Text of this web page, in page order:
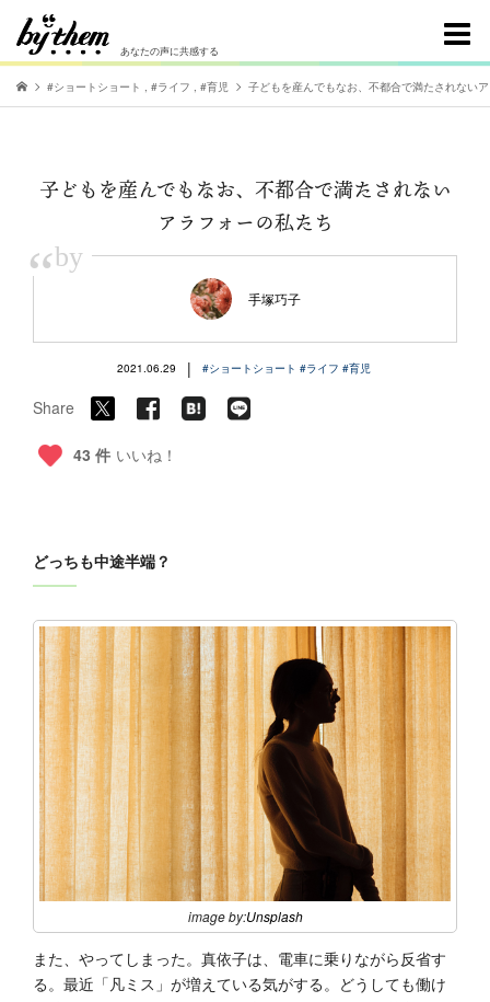
あなたの声に共感する
#ショートショート , #ライフ , #育児 子どもを産んでもなお、不都合で満たされない
子どもを産んでもなお、不都合で満たされない
アラフォーの私たち
“by
手塚巧子
2021.06.29 | #ショートショート #ライフ #育児
Share
43 件 いいね！
どっちも中途半端？
image by:Unsplash
また、やってしまった。真依子は、電車に乗りながら反省す
る。最近「凡ミス」が増えている気がする。どうしても働け